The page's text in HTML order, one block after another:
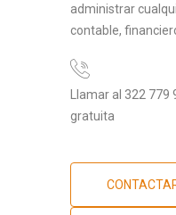
administrar
contable,
Llamar al 322
gratuita